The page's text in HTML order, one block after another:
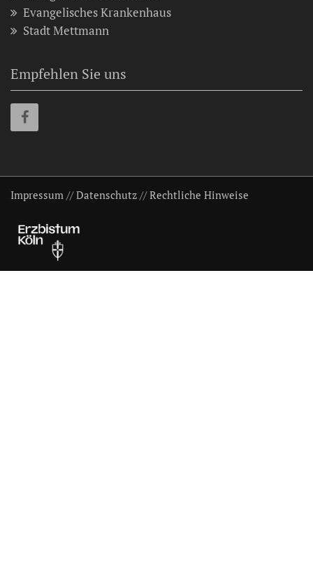
Evangelisches Krankenhaus
Stadt Mettmann
Empfehlen Sie uns
Impressum //Datenschutz //Rechtliche Hinweise